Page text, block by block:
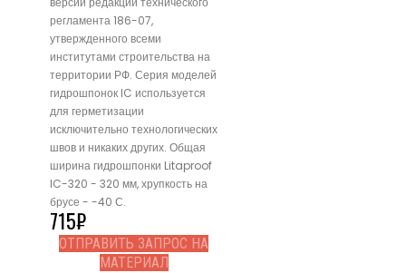
регламента 186-07,
утвержденного всеми
институтами строительства на
территории РФ. Серия моделей
гидрошпонок IC используется
для герметизации
исключительно технологических
швов и никаких других. Общая
ширина гидрошпонки Litaproof
IC-320 - 320 мм, хрупкость на
брусе - -40 С.
715₽
ОТПРАВИТЬ ЗАПРОС НА
МАТЕРИАЛ